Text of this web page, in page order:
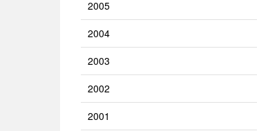
2005
2004
2003
2002
2001